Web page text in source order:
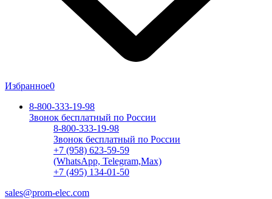
Избранное0
8-800-333-19-98
Звонок бесплатный по России
8-800-333-19-98
Звонок бесплатный по России
+7 (958) 623-59-59
(WhatsApp, Telegram,Max)
+7 (495) 134-01-50
sales@prom-elec.com